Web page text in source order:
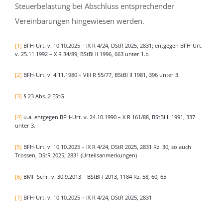
Steuerbelastung bei Abschluss entsprechender
Vereinbarungen hingewiesen werden.
[1] BFH-Urt. v. 10.10.2025 – IX R 4/24, DStR 2025, 2831; entgegen BFH-Urt.
v. 25.11.1992 – X R 34/89, BStBl II 1996, 663 unter 1.b
[2] BFH-Urt. v. 4.11.1980 – VIII R 55/77, BStBl II 1981, 396 unter 3.
[3] § 23 Abs. 2 EStG
[4] u.a. entgegen BFH-Urt. v. 24.10.1990 – X R 161/88, BStBl II 1991, 337
unter 3.
[5] BFH-Urt. v. 10.10.2025 – IX R 4/24, DStR 2025, 2831 Rz. 30; so auch
Trossen, DStR 2025, 2831 (Urteilsanmerkungen)
[6] BMF-Schr. v. 30.9.2013 – BStBl I 2013, 1184 Rz. 58, 60, 65
[7] BFH-Urt. v. 10.10.2025 – IX R 4/24, DStR 2025, 2831